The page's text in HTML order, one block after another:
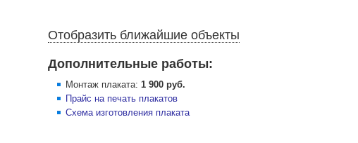
Отобразить ближайшие объекты
Дополнительные работы:
Монтаж плаката: 1 900 руб.
Прайс на печать плакатов
Схема изготовления плаката